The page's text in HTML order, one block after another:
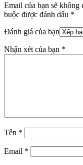
Email của bạn sẽ
buộc được đánh dấu *
Đánh giá của bạn
Nhận xét của bạn *
Tên *
Email *